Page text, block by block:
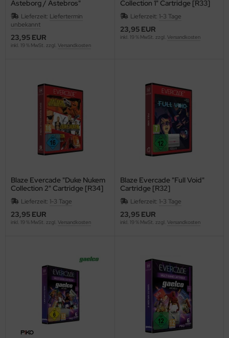
Asteborg / Astebros"
Cartridge [R36]
Lieferzeit: Liefertermin
unbekannt
23,95 EUR
inkl. 19 % MwSt. zzgl. Versandkosten
Collection 1" Cartridge [R33]
Lieferzeit: 1-3 Tage
23,95 EUR
inkl. 19 % MwSt. zzgl. Versandkosten
Blaze Evercade "Duke Nukem
Collection 2" Cartridge [R34]
Lieferzeit: 1-3 Tage
23,95 EUR
inkl. 19 % MwSt. zzgl. Versandkosten
Blaze Evercade "Full Void"
Cartridge [R32]
Lieferzeit: 1-3 Tage
23,95 EUR
inkl. 19 % MwSt. zzgl. Versandkosten